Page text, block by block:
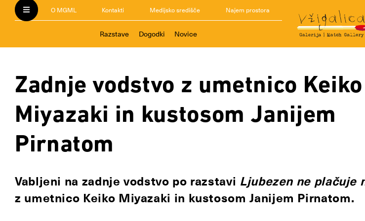
O MGML Kontakti Medijsko središče Najem prostora
Razstave Dogodki Novice
Zadnje vodstvo z umetnico Keiko
Miyazaki in kustosom Janijem
Pirnatom
Vabljeni na zadnje vodstvo po razstavi Ljubezen ne plačuje
z umetnico Keiko Miyazaki in kustosom Janijem Pirnatom.